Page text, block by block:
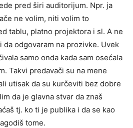
pred širi auditorijum. Npr. ja
ne volim, niti volim to
tablu, platno projektora i sl. A ne
da odgovaram na prozivke. Uvek
samo onda kada sam osećala
Takvi predavači su na mene
utisak da su kurčeviti bez dobre
da je glavna stvar da znaš
tj. ko ti je publika i da se kao
tome.